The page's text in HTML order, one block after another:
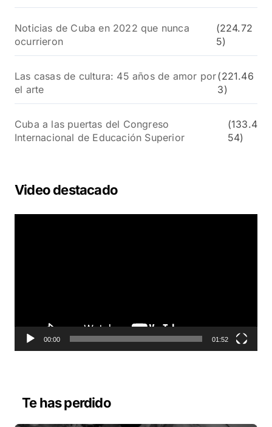
Noticias de Cuba en 2022 que nunca
ocurrieron
(224.72
5)
Las casas de cultura: 45 años de amor por
el arte
(221.46
3)
Cuba a las puertas del Congreso
Internacional de Educación Superior
(133.4
54)
Video destacado
t
r
00:00 01:52
Te has perdido